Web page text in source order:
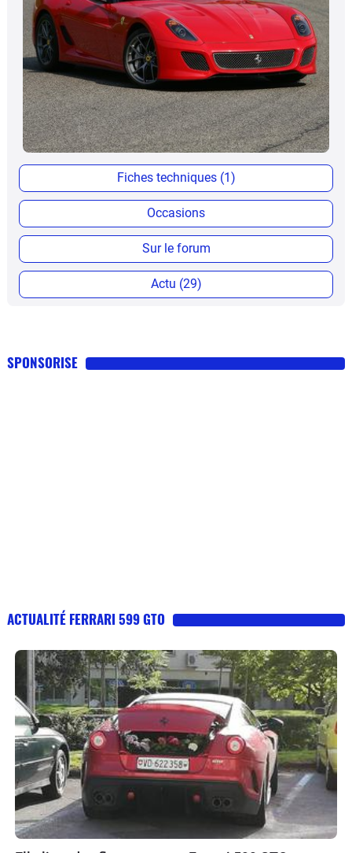
Fiches techniques (1)
Occasions
Sur le forum
Actu (29)
SPONSORISE
ACTUALITÉ FERRARI 599 GTO